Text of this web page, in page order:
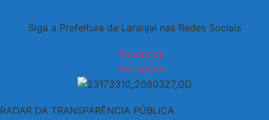
Siga a Prefeitura de Laranjal nas Redes Sociais
Facebook
Instagram
RADAR DA TRANSPARÊNCIA PÚBLICA